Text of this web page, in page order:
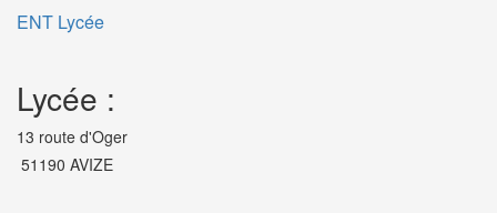
ENT Lycée
Lycée :
13 route d'Oger
51190 AVIZE